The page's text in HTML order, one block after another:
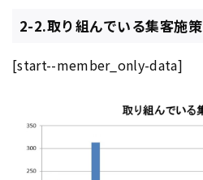
2-2.取り組んでいる集客施策
[start--member_only-data]